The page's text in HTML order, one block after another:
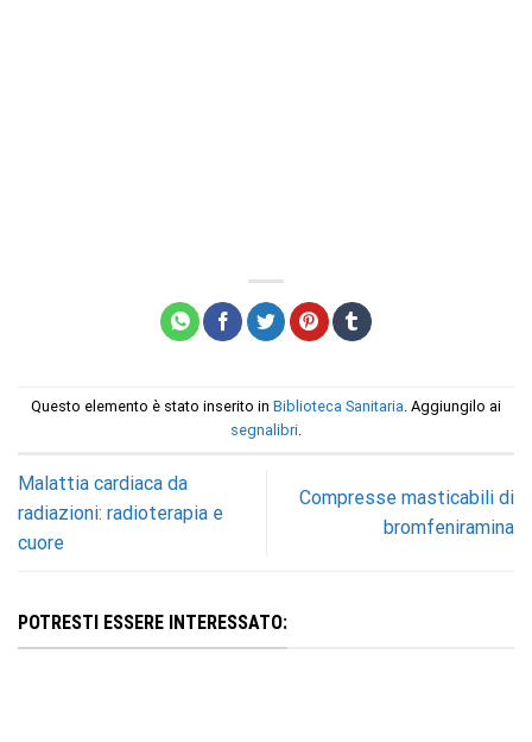
Questo elemento è stato inserito in Biblioteca Sanitaria . Aggiungilo ai
segnalibri
Malattia cardiaca da
radiazioni: radioterapia e
cuore
Compresse masticabili di
bromfeniramina
POTRESTI ESSERE INTERESSATO: